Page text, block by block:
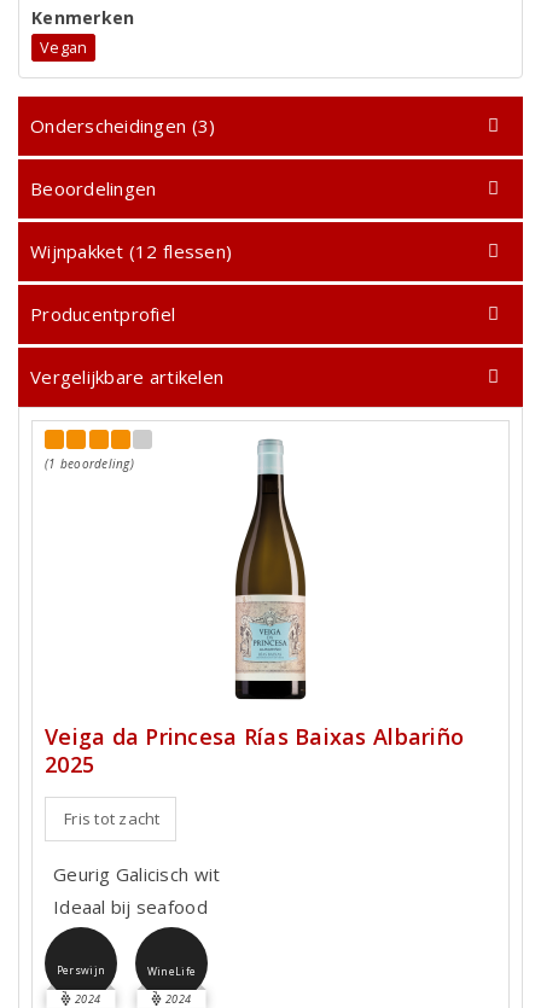
Kenmerken
Vegan
Onderscheidingen (3)
Beoordelingen
Wijnpakket (12 flessen)
Producentprofiel
Vergelijkbare artikelen
(1 beoordeling)
Veiga da Princesa Rías Baixas Albariño
2025
Fris tot zacht
Geurig Galicisch wit
Ideaal bij seafood
Perswijn
2024
WineLife
2024